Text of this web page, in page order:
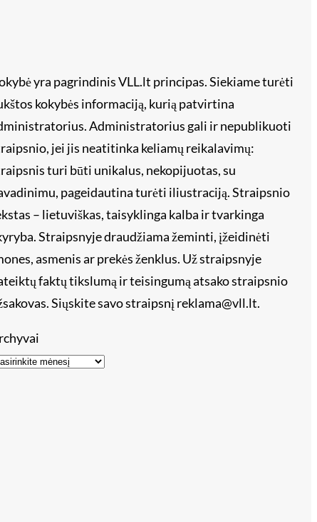
yra pagrindinis VLL.lt principas. Siekiame turėti
kokybės informaciją, kurią patvirtina
Administratorius gali ir nepublikuoti
jei jis neatitinka keliamų reikalavimų:
turi būti unikalus, nekopijuotas, su
pageidautina turėti iliustraciją. Straipsnio
– lietuviškas, taisyklinga kalba ir tvarkinga
Straipsnyje draudžiama žeminti, įžeidinėti
asmenis ar prekės ženklus. Už straipsnyje
faktų tikslumą ir teisingumą atsako straipsnio
Siųskite savo straipsnį reklama@vll.lt.